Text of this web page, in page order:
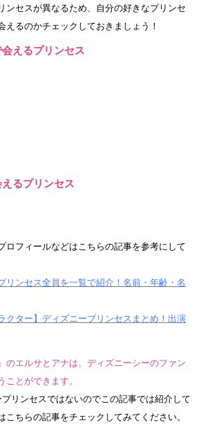
ンセスが異なるため、自分の好きなプリンセ
えるのかチェックしておきましょう！
えるプリンセス
るプリンセス
ロフィールなどはこちらの記事を参考にして
リンセス全員を一覧で紹介！名前・年齢・名
クター】ディズニープリンセスまとめ！出演
のエルサとアナは、ディズニーシーのファン
ことができます。
リンセスではないのでこの記事では紹介して
こちらの記事をチェックしてみてください。